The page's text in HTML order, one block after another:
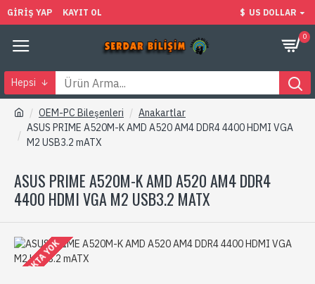
GIRIŞ YAP KAYIT OL $ US DOLLAR
0
Hepsi
OEM-PC Bileşenleri
Anakartlar
ASUS PRIME A520M-K AMD A520 AM4 DDR4 4400 HDMI VGA
M2 USB3.2 mATX
ASUS PRIME A520M-K AMD A520 AM4 DDR4
4400 HDMI VGA M2 USB3.2 MATX
STOKTA YOK